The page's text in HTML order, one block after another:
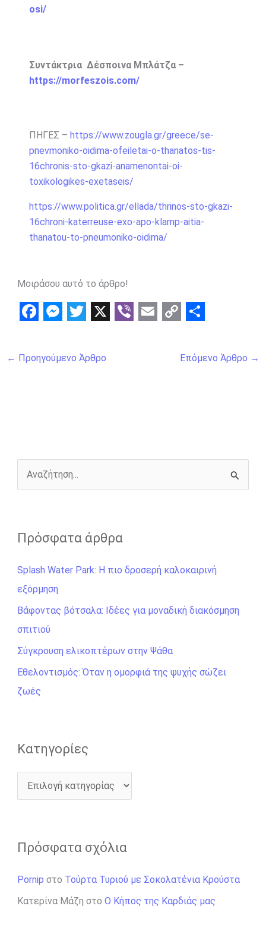
osi/
Συντάκτρια Δέσποινα Μπλάτζα –
https://morfeszois.com/
ΠΗΓΕΣ – https://www.zougla.gr/greece/se-
pnevmoniko-oidima-ofeiletai-o-thanatos-tis-
16chronis-sto-gkazi-anamenontai-oi-
toxikologikes-exetaseis/
https://www.politica.gr/ellada/thrinos-sto-gkazi-
16chroni-katerreuse-exo-apo-klamp-aitia-
thanatou-to-pneumoniko-oidima/
Μοιράσου αυτό το άρθρο!
a
c
k
s
e
r
w
i
k
h
a
← Προηγούμενο Άρθρο Επόμενο Άρθρο →
ζ
τ
η
σ
η
γ
ι
α
Πρόσφατα άρθρα
Splash Water Park: Η πιο δροσερή καλοκαιρινή
εξόρμηση
Βάφοντας βότσαλα: Ιδέες για μοναδική διακόσμηση
σπιτιού
Σύγκρουση ελικοπτέρων στην Ψάθα
Εθελοντισμός: Όταν η ομορφιά της ψυχής σώζει
ζωές
Kατηγορίες
Πρόσφατα σχόλια
Pornip στο Τούρτα Τυριού με Σοκολατένια Κρούστα
Κατερίνα Μάζη στο Ο Κήπος της Καρδιάς μας